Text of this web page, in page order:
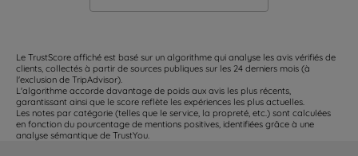
Le TrustScore affiché est basé sur un algorithme qui analyse les avis vérifiés de
clients, collectés à partir de sources publiques sur les 24 derniers mois (à
l'exclusion de TripAdvisor).
L'algorithme accorde davantage de poids aux avis les plus récents,
garantissant ainsi que le score reflète les expériences les plus actuelles.
Les notes par catégorie (telles que le service, la propreté, etc.) sont calculées
en fonction du pourcentage de mentions positives, identifiées grâce à une
analyse sémantique de TrustYou.